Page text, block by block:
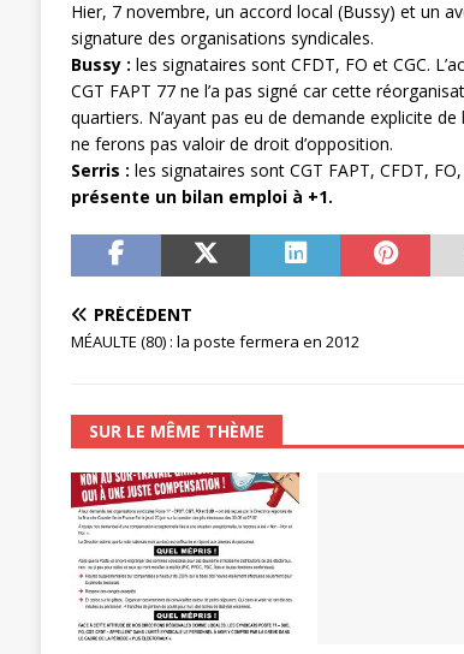
[ 27 avril 2024 ] 1er MAI
Hier, 7 novembre, un accord local (Bussy) et un
signature des organisations syndicales.
Bussy : les signataires sont CFDT, FO et CGC.
CGT FAPT 77 ne l’a pas signé car cette
quartiers. N’ayant pas eu de demande explicite
ne ferons pas valoir de droit d’opposition.
Serris : les signataires sont CGT FAPT, CFDT, FO,
présente un bilan emploi à +1.
PRÉCÉDENT
MÉAULTE (80) : la poste fermera en 2012
SUR LE MÊME THÈME